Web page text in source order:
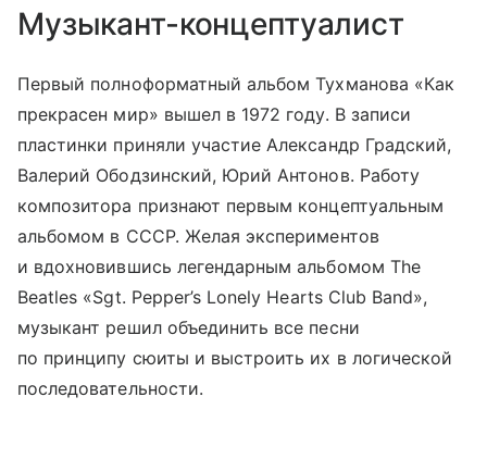
Музыкант-концептуалист
Первый полноформатный альбом Тухманова «Как
прекрасен мир» вышел в 1972 году. В записи
пластинки приняли участие Александр Градский,
Валерий Ободзинский, Юрий Антонов. Работу
композитора признают первым концептуальным
альбомом в СССР. Желая экспериментов
и вдохновившись легендарным альбомом The
Beatles «Sgt. Pepper’s Lonely Hearts Club Band»,
музыкант решил объединить все песни
по принципу сюиты и выстроить их в логической
последовательности.